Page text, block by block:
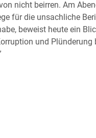
nicht beirren. Am
für die unsachliche
beweist heute ein
und